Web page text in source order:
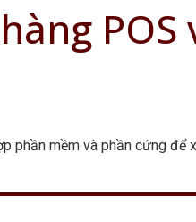
POS
phần mềm và phần cứng để